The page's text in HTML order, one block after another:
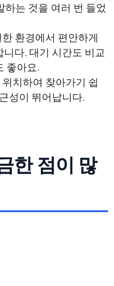
하는 것을 여러 번 들었
환경에서 편안하게
다. 대기 시간도 비교
좋아요.
치하여 찾아가기 쉽
성이 뛰어납니다.
한 점이 많